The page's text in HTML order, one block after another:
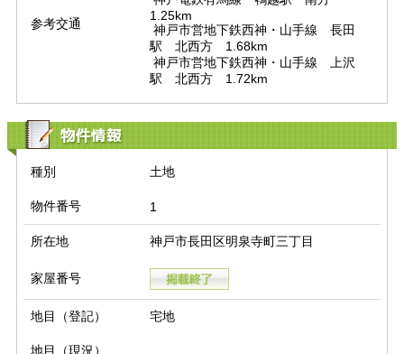
参考交通
1.25km
駅　北西方　1.68km
駅　北西方　1.72km
物件情報
種別 土地
物件番号 1
所在地 神戸市長田区明泉寺町三丁目
家屋番号
地目（登記） 宅地
地目（現況）